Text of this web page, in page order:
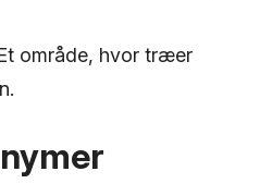
område, hvor træer